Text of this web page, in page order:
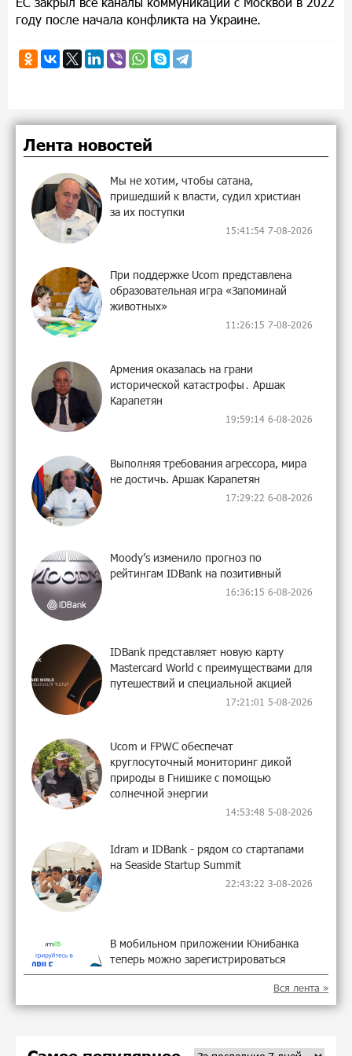
году после начала конфликта на Украине.
Лента новостей
Мы не хотим, чтобы сатана,
пришедший к власти, судил христиан
за их поступки
15:41:54 7-08-2026
При поддержке Ucom представлена
образовательная игра «Запоминай
животных»
11:26:15 7-08-2026
Армения оказалась на грани
исторической катастрофы․ Аршак
Карапетян
19:59:14 6-08-2026
Выполняя требования агрессора, мира
не достичь. Аршак Карапетян
17:29:22 6-08-2026
Moody’s изменило прогноз по
рейтингам IDBank на позитивный
16:36:15 6-08-2026
IDBank представляет новую карту
Mastercard World с преимуществами для
путешествий и специальной акцией
17:21:01 5-08-2026
Ucom и FPWC обеспечат
круглосуточный мониторинг дикой
природы в Гнишике с помощью
солнечной энергии
14:53:48 5-08-2026
Idram и IDBank - рядом со стартапами
на Seaside Startup Summit
22:43:22 3-08-2026
В мобильном приложении Юнибанка
теперь можно зарегистрироваться
также с помощью imID
10:13:18 3-08-2026
Вся лента »